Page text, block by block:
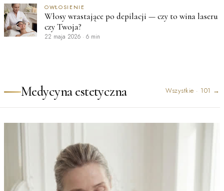
OWŁOSIENIE
Włosy wrastające po depilacji — czy to wina laseru
czy Twoja?
22 maja 2026 · 6 min
Medycyna estetyczna Wszystkie · 101 →